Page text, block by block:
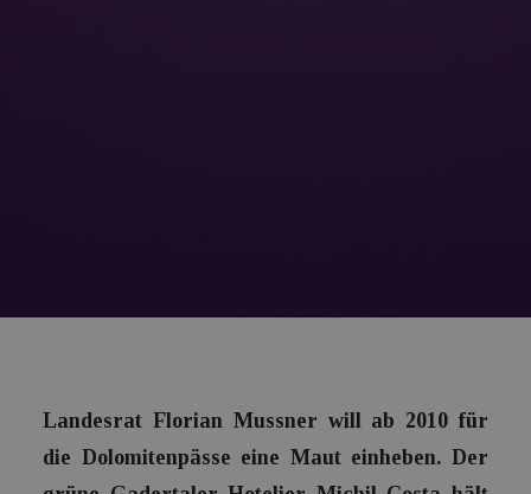
Landesrat Florian Mussner will ab 2010 für
die Dolomitenpässe eine Maut einheben. Der